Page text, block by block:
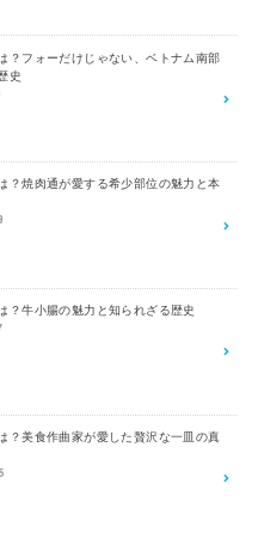
？フォーだけじゃない、ベトナム南部
史
？焼肉通が愛する希少部位の魅力と本
？牛小腸の魅力と知られざる歴史
？美食作曲家が愛した贅沢な一皿の真